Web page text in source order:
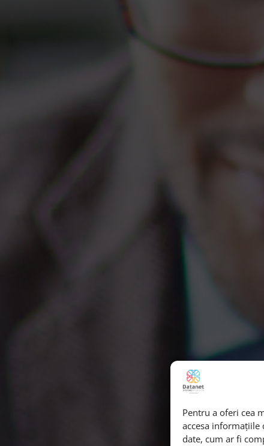
Pentru a oferi cea
accesa informațiile
date, cum ar fi